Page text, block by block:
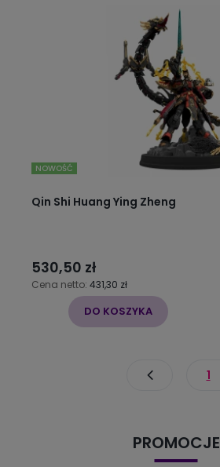
Qin Shi Huang Ying Zheng
530,50 zł
Cena netto: 431,30 zł
DO KOSZYKA
NOWOŚĆ
1
PROMOCJE